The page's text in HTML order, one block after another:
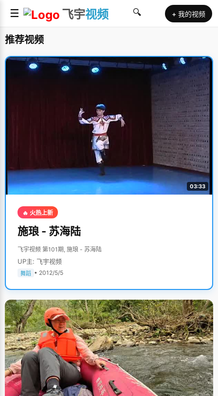
☰ 飞宇视频 🔍 + 我的视频
推荐视频
03:33
🔥 火热上新
施琅 - 苏海陆
飞宇视频 第101期, 施琅 - 苏海陆
UP主: 飞宇视频
舞蹈 • 2012/5/5